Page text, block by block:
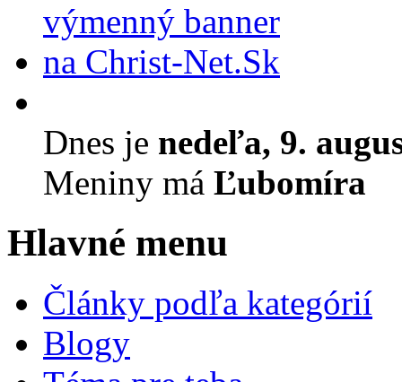
Dnes je nedeľa, 9.
Meniny má Ľubomíra
Hlavné menu
Články podľa kategórií
Blogy